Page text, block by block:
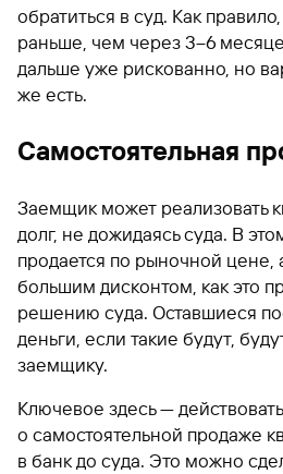
обратиться в суд. Как
раньше, чем через 3–6
дальше уже рискованно, но
же есть.
Самостоятельная
Заемщик может реализовать
долг, не дожидаясь суда. В
продается по рыночной цене,
большим дисконтом, как это
решению суда. Оставшиеся
деньги, если такие будут,
заемщику.
Ключевое здесь —
о самостоятельной продаже
в банк до суда. Это можно